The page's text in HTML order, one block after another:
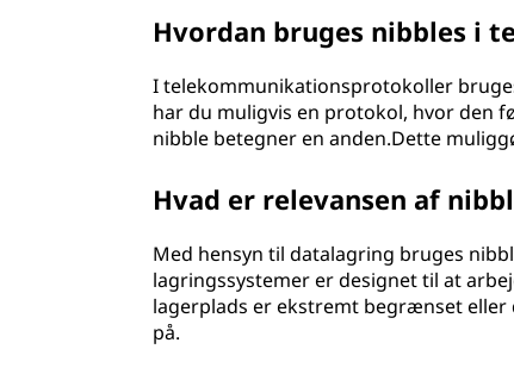
Hvordan bruges nibbles i
I telekommunikationsprotokoller
har du muligvis en protokol, hvor den
nibble betegner en anden.Dette
Hvad er relevansen af
Med hensyn til datalagring bruges
lagringssystemer er designet til at
lagerplads er ekstremt begrænset eller
på.